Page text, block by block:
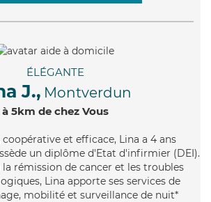
ÉLÉGANTE
J., Montverdun
à 5km de chez Vous
coopérative et efficace, Lina a 4 ans
un diplôme d'Etat d'infirmier (DEI).
rémission de cancer et les troubles
Lina apporte ses services de
mobilité et surveillance de nuit*